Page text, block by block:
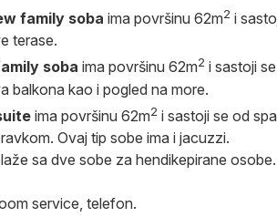
family soba ima površinu 62m2 i
terase.
soba ima površinu 62m2 i sastoji
balkona kao i pogled na more.
ima površinu 62m2 i sastoji se od
Ovaj tip sobe ima i jacuzzi.
sa dve sobe za hendikepirane osobe.
service, telefon.